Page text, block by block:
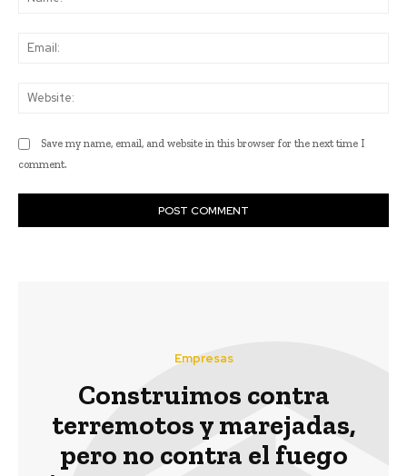
Save my name, email, and website in this browser for the next time I
comment.